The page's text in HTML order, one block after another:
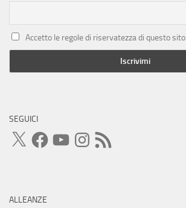
Accetto le regole di riservatezza di questo sito
SEGUICI
X FacebookYouTubeInstagram
Feed
RSS
ALLEANZE